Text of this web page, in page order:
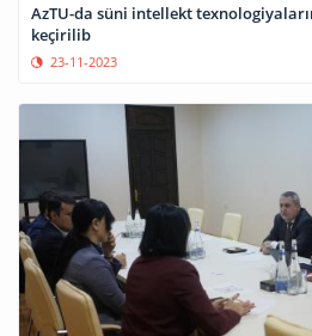
AzTU-da süni intellekt
keçirilib
23-11-2023